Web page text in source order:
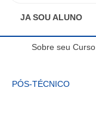
JA SOU ALUNO
Sobre seu Curso
PÓS-TÉCNICO